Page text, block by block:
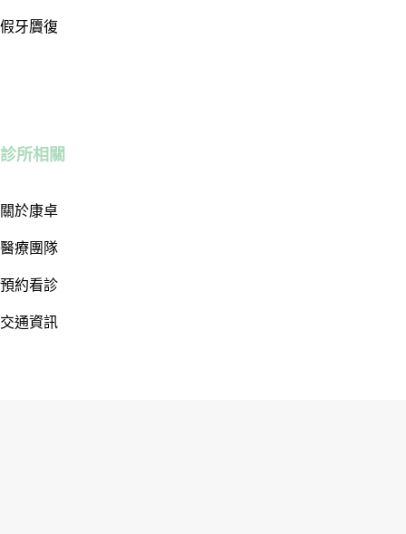
假牙贗復
診所相關
關於康卓
醫療團隊
預約看診
交通資訊